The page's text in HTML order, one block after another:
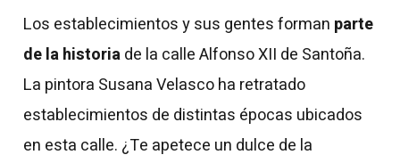
Los establecimientos y sus gentes forman parte
de la historiade la calle Alfonso XII de Santoña.
La pintora Susana Velasco ha retratado
establecimientos de distintas épocas ubicados
en esta calle. ¿Te apetece un dulce de la